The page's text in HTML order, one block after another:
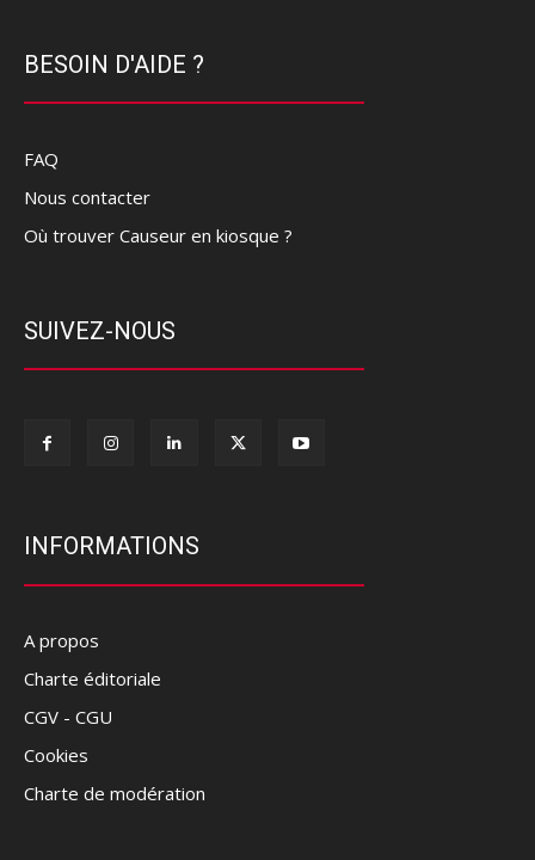
BESOIN D'AIDE ?
FAQ
Nous contacter
Où trouver Causeur en kiosque ?
SUIVEZ-NOUS
INFORMATIONS
A propos
Charte éditoriale
CGV - CGU
Cookies
Charte de modération